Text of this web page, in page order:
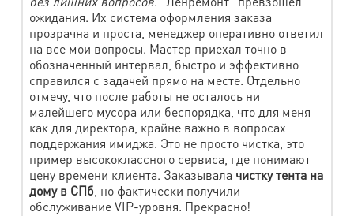
Мягкая игрушка (бол.) от 1,5 кг
920 руб.
Сумки мягк. формы (текстиль)
Наименование работ
Стоимость
Сумка (малая) 30х30 см
450 руб.
Сумка (средняя) 50х50 см
760 руб.
Сумка (большая) более 50 см
ожидания. Их система оформления заказа
прозрачна и проста, менеджер оперативно ответил
на все мои вопросы. Мастер приехал точно в
обозначенный интервал, быстро и эффективно
справился с задачей прямо на месте. Отдельно
отмечу, что после работы не осталось ни
малейшего мусора или беспорядка, что для меня
как для директора, крайне важно в вопросах
поддержания имиджа. Это не просто чистка, это
пример высококлассного сервиса, где понимают
цену времени клиента. Заказывала чистку тента на
дому в СПб, но фактически получили
обслуживание VIP-уровня. Прекрасно!